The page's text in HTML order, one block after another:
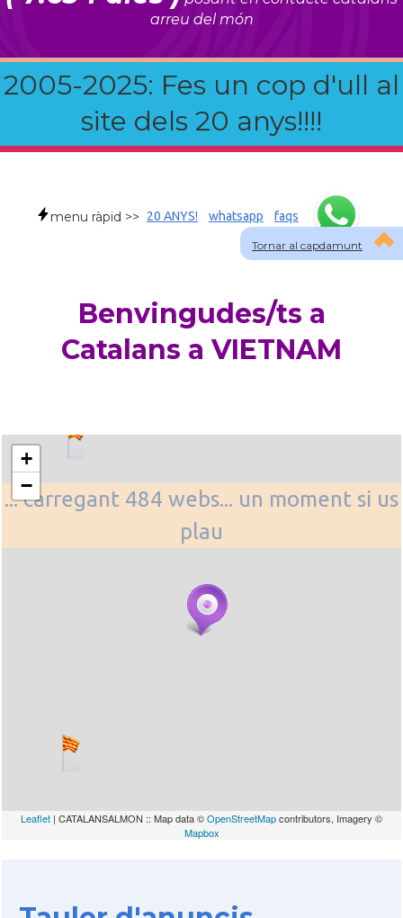
arreu del món
2005-2025: Fes un cop d'ull al
site dels 20 anys!!!!
Tornar al capdamunt
menu ràpid >> 20 ANYS! whatsapp faqs
Benvingudes/ts a
Catalans a VIETNAM
... carregant 484 webs... un moment si us
plau
+
−
Leaflet | CATALANSALMON :: Map data ©OpenStreetMapcontributors, Imagery ©
Mapbox